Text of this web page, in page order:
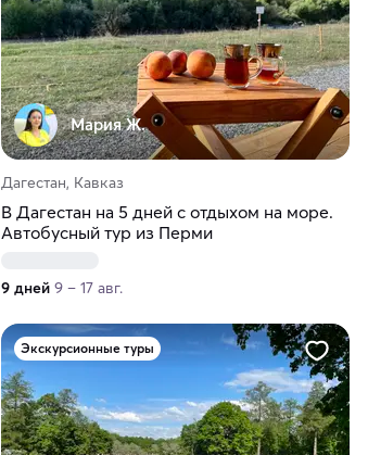
Мария Ж.
Дагестан, Кавказ
В Дагестан на 5 дней с отдыхом на море.
Автобусный тур из Перми
9 дней 9 – 17 авг.
Экскурсионные туры